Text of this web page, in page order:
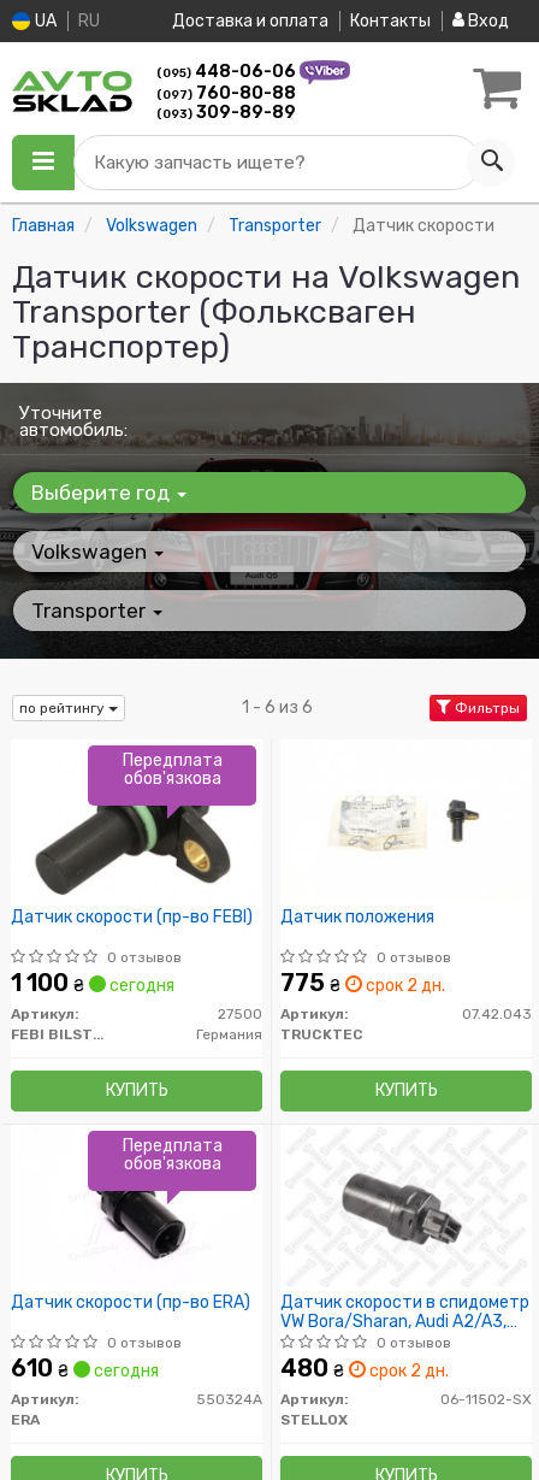
UA RU Доставка и оплата Контакты Вход
(095) 448-06-06
(097) 760-80-88
(093) 309-89-89
Какую запчасть ищете?
Главная Volkswagen Transporter Датчик скорости
Датчик скорости на Volkswagen
Transporter (Фольксваген
Транспортер)
Уточните
автомобиль:
Выберите год
Volkswagen
Transporter
по рейтингу 1 - 6 из 6 Фильтры
Датчик скорости (пр-во FEBI)
0 отзывов
1 100 ₴ сегодня
Артикул:
27500
FEBI BILSTEIN
Германия
КУПИТЬ
Передплата
обов'язкова
Датчик положения
0 отзывов
775 ₴ срок 2 дн.
Артикул:
07.42.043
TRUCKTEC
КУПИТЬ
Датчик скорости (пр-во ERA)
0 отзывов
610 ₴ сегодня
Артикул:
550324A
ERA
Передплата
обов'язкова
Датчик скорости в спидометр
VW Bora/Sharan, Audi A2/A3,
Skoda Octavia <99
0 отзывов
480 ₴ срок 2 дн.
Артикул:
06-11502-SX
STELLOX